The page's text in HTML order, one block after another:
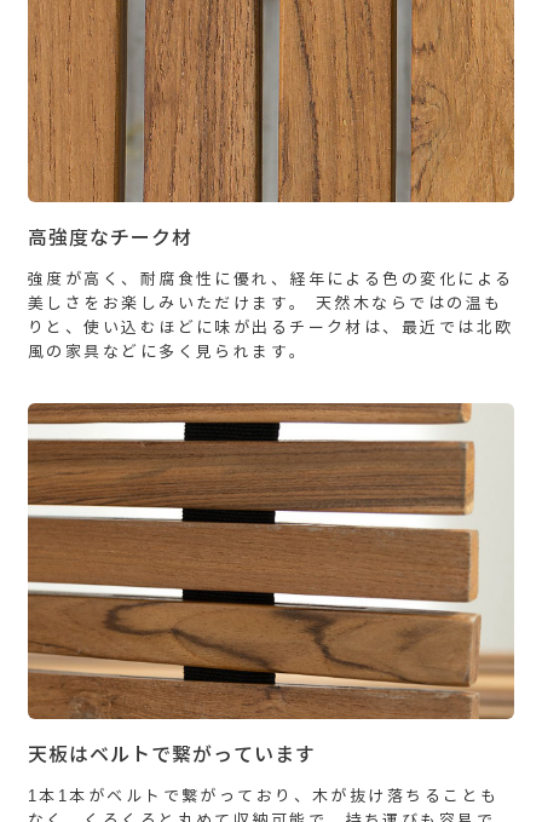
高強度なチーク材
強度が高く、耐腐食性に優れ、経年による色の変化による
美しさをお楽しみいただけます。 天然木ならではの温も
りと、使い込むほどに味が出るチーク材は、最近では北欧
風の家具などに多く見られます。
天板はベルトで繋がっています
1本1本がベルトで繋がっており、木が抜け落ちることも